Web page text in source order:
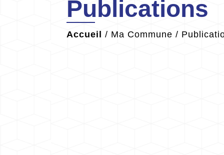
Publications
Accueil / Ma Commune /